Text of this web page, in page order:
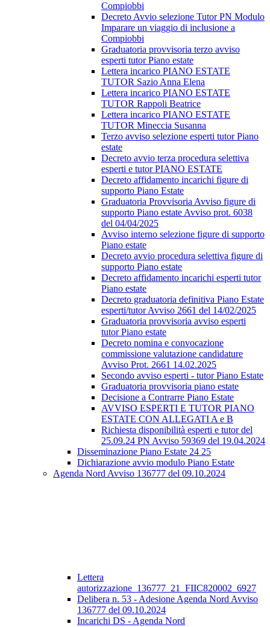
Compiobbi
Decreto Avvio selezione Tutor PN Modulo
Imparare un viaggio di inclusione a
Compiobbi
Graduatoria provvisoria terzo avviso
esperti tutor Piano estate
Lettera incarico PIANO ESTATE
TUTOR Sazio Anna Elena
Lettera incarico PIANO ESTATE
TUTOR Rappoli Beatrice
Lettera incarico PIANO ESTATE
TUTOR Mineccia Susanna
Terzo avviso selezione esperti tutor Piano
estate
Decreto avvio terza procedura selettiva
esperti e tutor PIANO ESTATE
Decreto affidamento incarichi figure di
supporto Piano Estate
Graduatoria Provvisoria Avviso figure di
supporto Piano estate Avviso prot. 6038
del 04/04/2025
Avviso interno selezione figure di supporto
Piano estate
Decreto avvio procedura selettiva figure di
supporto Piano estate
Decreto affidamento incarichi esperti tutor
Piano estate
Decreto graduatoria definitiva Piano Estate
esperti/tutor Avviso 2661 del 14/02/2025
Graduatoria provvisoria avviso esperti
tutor Piano estate
Decreto nomina e convocazione
commissione valutazione candidature
Avviso Prot. 2661 14.02.2025
Secondo avviso esperti - tutor Piano Estate
Graduatoria provvisoria piano estate
Decisione a Contrarre Piano Estate
AVVISO ESPERTI E TUTOR PIANO
ESTATE CON ALLEGATI A e B
Richiesta disponibilità esperti e tutor del
25.09.24 PN Avviso 59369 del 19.04.2024
Disseminazione Piano Estate 24 25
Dichiarazione avvio modulo Piano Estate
Agenda Nord Avviso 136777 del 09.10.2024
Lettera
autorizzazione_136777_21_FIIC820002_6927
Delibera n. 53 - Adesione Agenda Nord Avviso
136777 del 09.10.2024
Incarichi DS - Agenda Nord